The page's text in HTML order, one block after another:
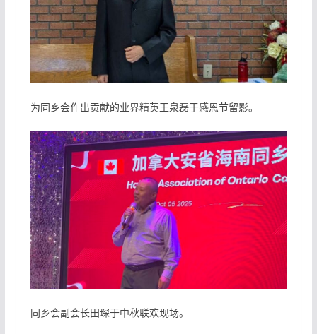
为同乡会作出贡献的业界精英王泉磊于感恩节留影。
同乡会副会长田琛于中秋联欢现场。